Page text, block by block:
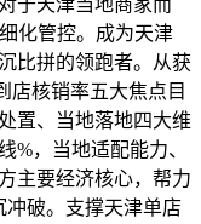
化管控。成为天津
比拼的领跑者。从获
店核销率五大焦点目
置、当地落地四大维
%，当地适配能力、
主要经济核心，帮力
冲破。支撑天津单店